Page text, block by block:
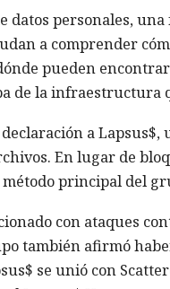
datos personales,
a comprender
pueden
de la infraestructura
a
En lugar de
principal del
con ataques
también afirmó
se unió con